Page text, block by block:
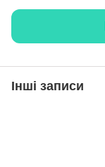
Інші записи